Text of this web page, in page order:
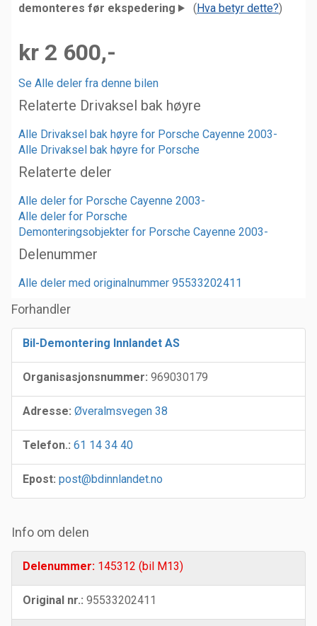
demonteres før ekspedering
(Hva betyr dette?)
kr 2 600,-
Se Alle deler fra denne bilen
Relaterte Drivaksel bak høyre
Alle Drivaksel bak høyre for Porsche Cayenne 2003-
Alle Drivaksel bak høyre for Porsche
Relaterte deler
Alle deler for Porsche Cayenne 2003-
Alle deler for Porsche
Demonteringsobjekter for Porsche Cayenne 2003-
Delenummer
Alle deler med originalnummer 95533202411
Forhandler
Bil-Demontering Innlandet AS
Organisasjonsnummer: 969030179
Adresse: Øveralmsvegen 38
Telefon.: 61 14 34 40
Epost: post@bdinnlandet.no
Info om delen
Delenummer: 145312 (bil M13)
Original nr.: 95533202411